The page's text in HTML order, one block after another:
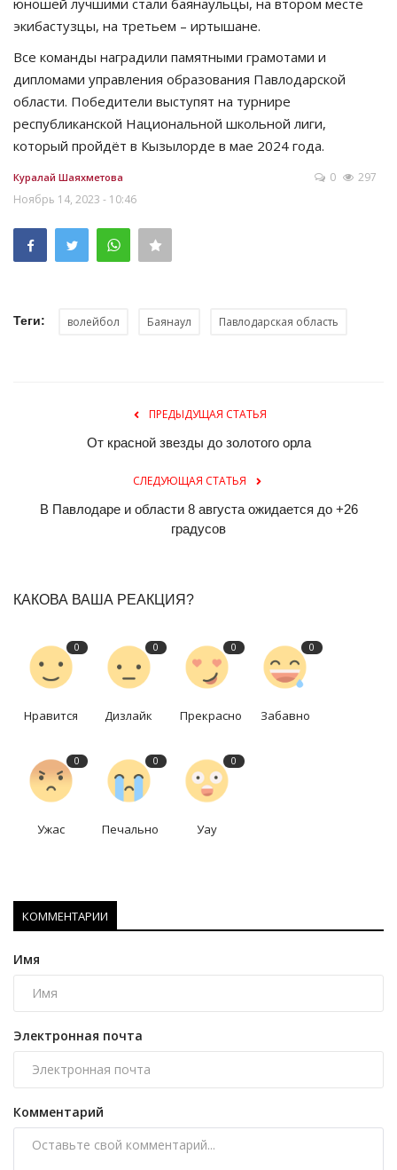
экибастузцы, на третьем – иртышане.
Все команды наградили памятными грамотами и
дипломами управления образования Павлодарской
области. Победители выступят на турнире
республиканской Национальной школьной лиги,
который пройдёт в Кызылорде в мае 2024 года.
Куралай Шаяхметова
Ноябрь 14, 2023 - 10:46
0 297
Теги: волейбол Баянаул Павлодарская область
ПРЕДЫДУЩАЯ СТАТЬЯ
От красной звезды до золотого орла
СЛЕДУЮЩАЯ СТАТЬЯ
В Павлодаре и области 8 августа ожидается до +26
градусов
КАКОВА ВАША РЕАКЦИЯ?
0
Нравится
0
Дизлайк
0
Прекрасно
0
Забавно
0
Ужас
0
Печально
0
Уау
КОММЕНТАРИИ
Имя
Электронная почта
Комментарий